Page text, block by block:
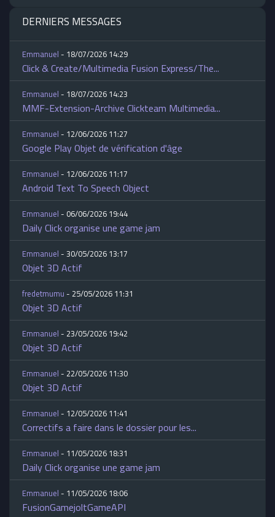
DERNIERS MESSAGES
Emmanuel- 18/07/2026 14:29
Click & Create/Multimedia Fusion Express/The...
Emmanuel- 18/07/2026 14:23
MMF-Extension-Archive Clickteam Multimedia...
Emmanuel- 12/06/2026 11:27
Google Play Objet de vérification d'âge
Emmanuel- 12/06/2026 11:17
Android Text To Speech Object
Emmanuel- 06/06/2026 19:44
Daily Click organise une game jam
Emmanuel- 30/05/2026 13:17
Objet 3D Actif
fredetmumu- 25/05/2026 11:31
Objet 3D Actif
Emmanuel- 23/05/2026 19:42
Objet 3D Actif
Emmanuel- 22/05/2026 11:30
Objet 3D Actif
Emmanuel- 12/05/2026 11:41
Correctifs a faire dans le dossier pour les...
Emmanuel- 11/05/2026 18:31
Daily Click organise une game jam
Emmanuel- 11/05/2026 18:06
FusionGamejoltGameAPI